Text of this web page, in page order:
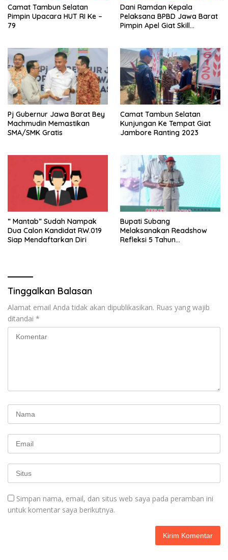
Camat Tambun Selatan
Pimpin Upacara HUT RI Ke –
79
Dani Ramdan Kepala
Pelaksana BPBD Jawa Barat
Pimpin Apel Giat Skill
Pj Gubernur Jawa Barat Bey
Machmudin Memastikan
SMA/SMK Gratis
Camat Tambun Selatan
Kunjungan Ke Tempat Giat
Jambore Ranting 2023
” Mantab” Sudah Nampak
Dua Calon Kandidat RW.019
Siap Mendaftarkan Diri
Bupati Subang
Melaksanakan Readshow
Refleksi 5 Tahun
Tinggalkan Balasan
Alamat email Anda tidak akan dipublikasikan. Ruas yang wajib
ditandai *
Simpan nama, email, dan situs web saya pada peramban ini
untuk komentar saya berikutnya.